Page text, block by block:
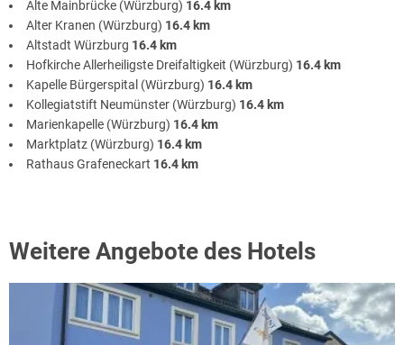
Alte Mainbrücke (Würzburg) 16.4 km
Alter Kranen (Würzburg) 16.4 km
Altstadt Würzburg 16.4 km
Hofkirche Allerheiligste Dreifaltigkeit (Würzburg) 16.4 km
Kapelle Bürgerspital (Würzburg) 16.4 km
Kollegiatstift Neumünster (Würzburg) 16.4 km
Marienkapelle (Würzburg) 16.4 km
Marktplatz (Würzburg) 16.4 km
Rathaus Grafeneckart 16.4 km
Weitere Angebote des Hotels